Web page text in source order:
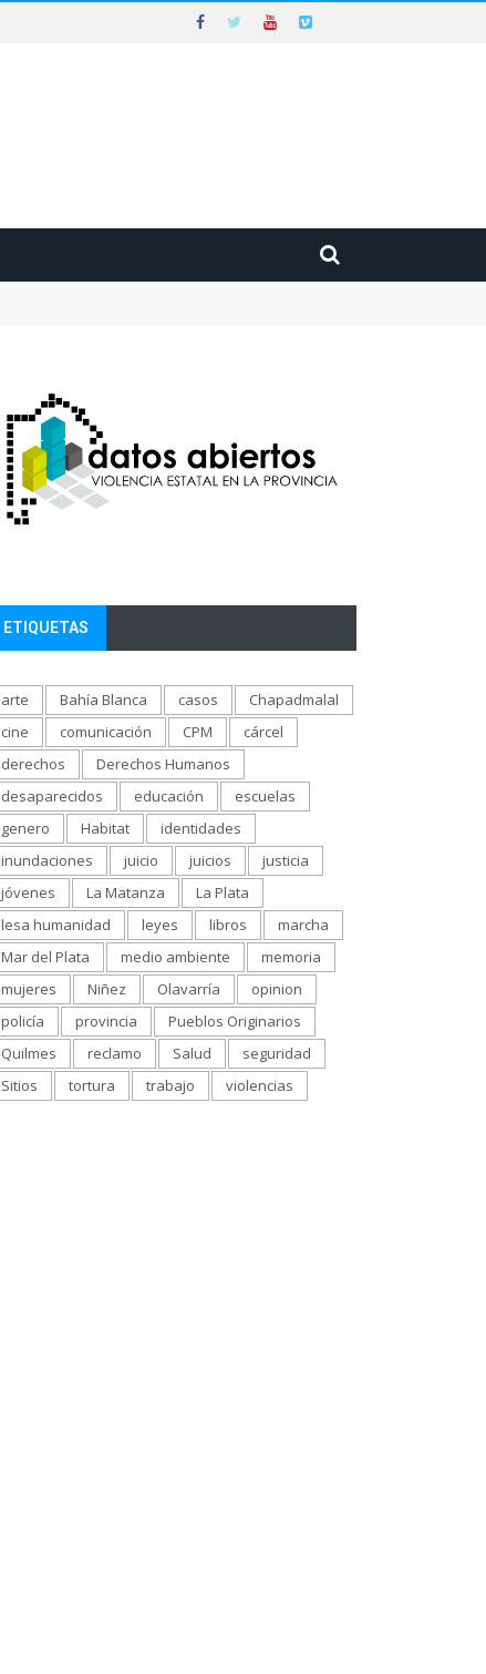
ETIQUETAS
arte Bahía Blanca casos
Chapadmalal
cine
comunicación CPM
cárcel
derechos
Derechos Humanos
desaparecidos
educación
escuelas
genero
Habitat
identidades
inundaciones
juicio juicios
justicia
jóvenes
La Matanza
La Plata
lesa humanidad
leyes libros
marcha
Mar del Plata
medio ambiente
memoria
mujeres
Niñez Olavarría
opinion
policía
provincia
Pueblos Originarios
Quilmes
reclamo Salud
seguridad
Sitios
tortura trabajo violencias